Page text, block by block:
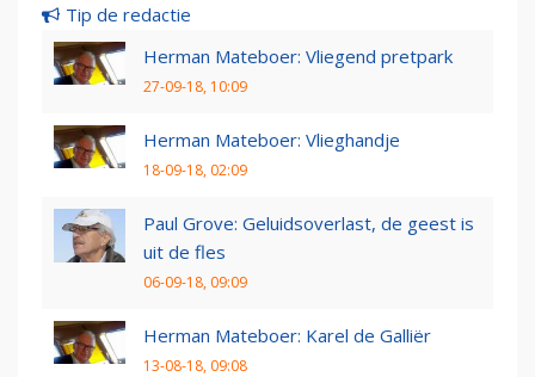
Tip de redactie
Herman Mateboer: Vliegend pretpark
27-09-18, 10:09
Herman Mateboer: Vlieghandje
18-09-18, 02:09
Paul Grove: Geluidsoverlast, de geest is
uit de fles
06-09-18, 09:09
Herman Mateboer: Karel de Galliër
13-08-18, 09:08